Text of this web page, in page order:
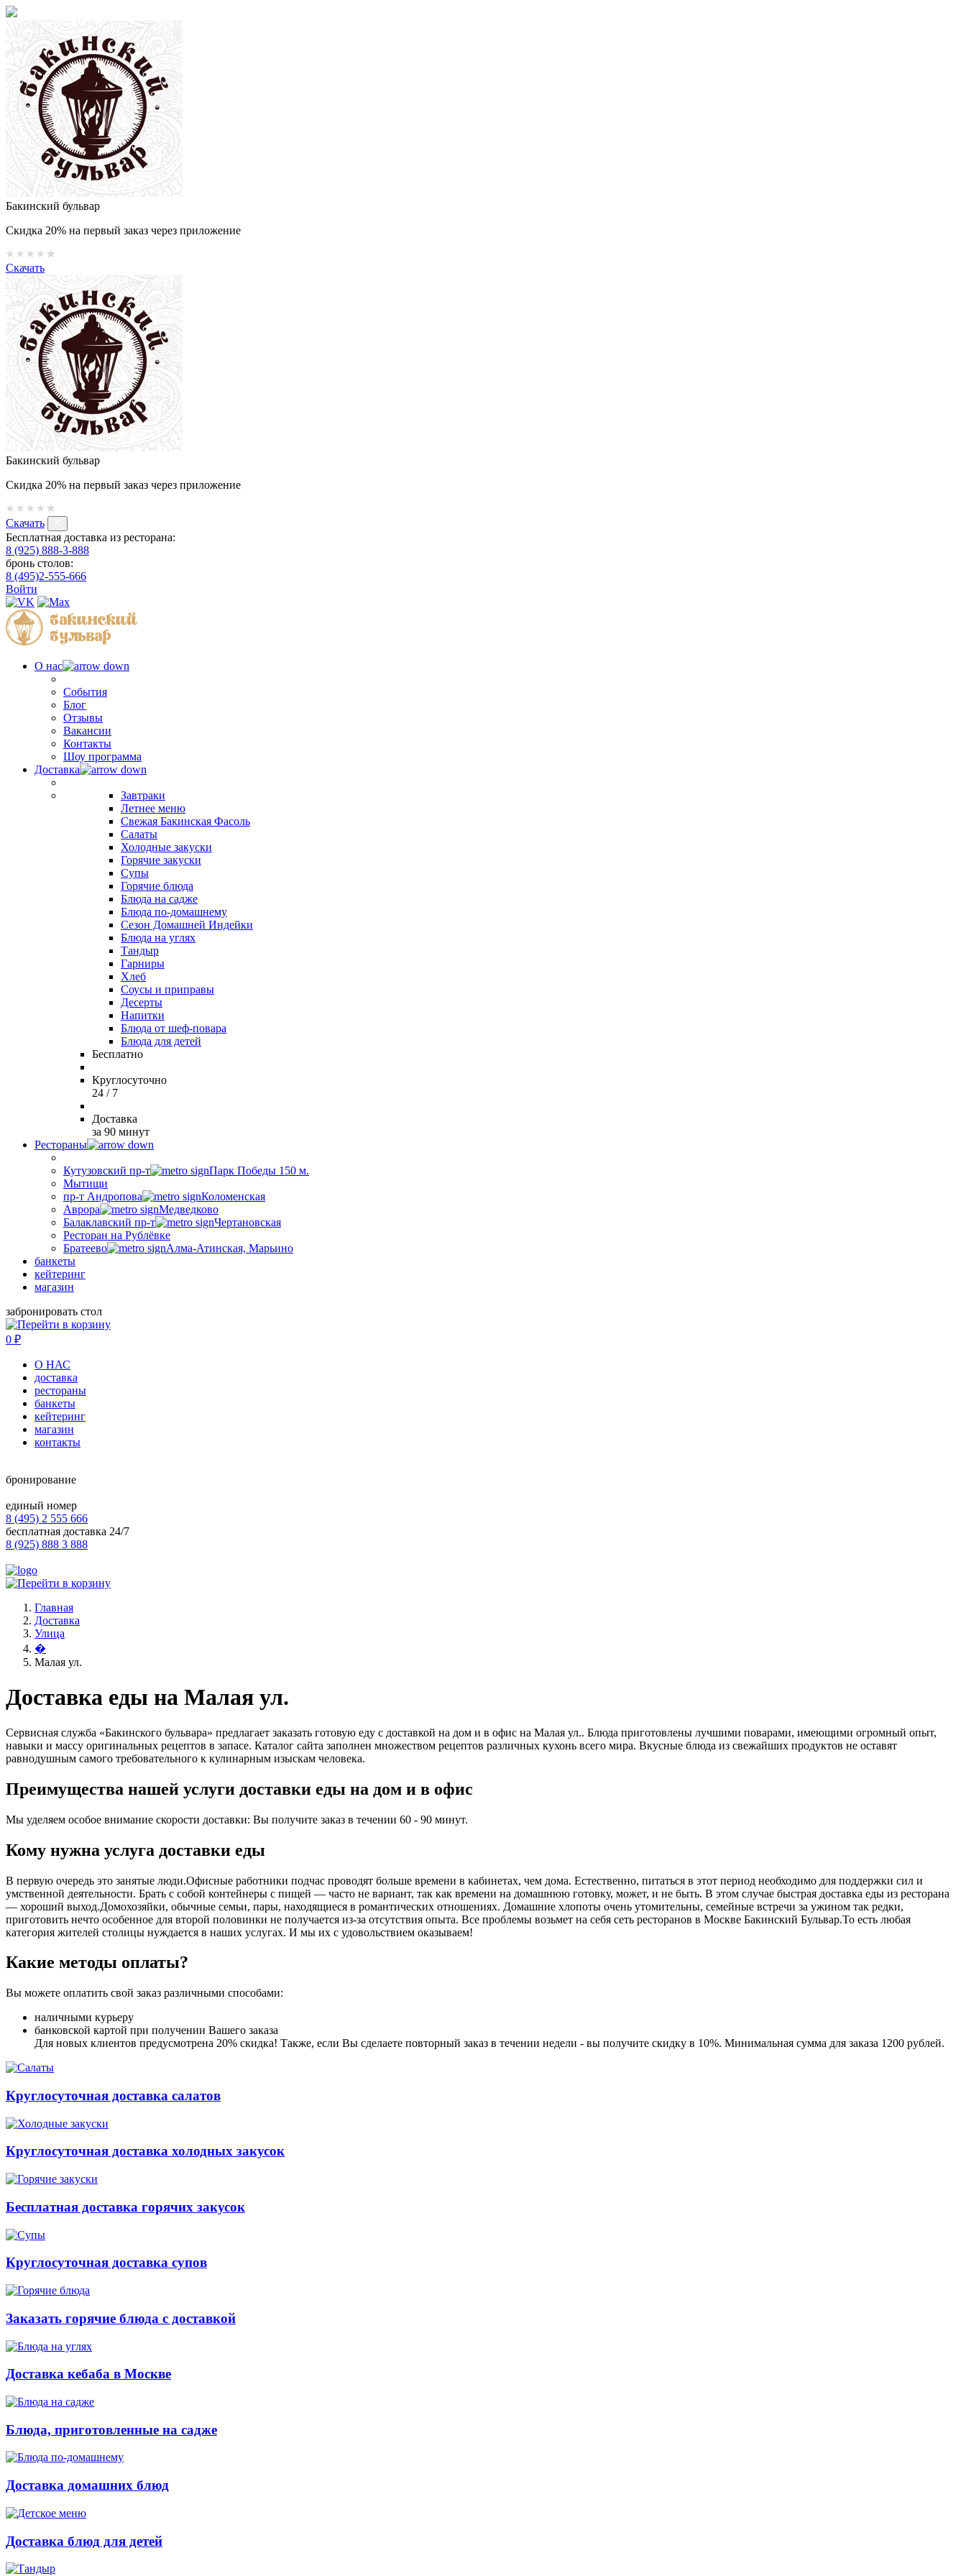
Бакинский бульвар
Скидка 20% на первый заказ через приложение
Скачать
Бакинский бульвар
Скидка 20% на первый заказ через приложение
Скачать
Бесплатная доставка из ресторана:
8 (925) 888-3-888
бронь столов:
8 (495)2-555-666
Войти
О нас
События
Блог
Отзывы
Вакансии
Контакты
Шоу программа
Доставка
Завтраки
Летнее меню
Свежая Бакинская Фасоль
Салаты
Холодные закуски
Горячие закуски
Супы
Горячие блюда
Блюда на садже
Блюда по-домашнему
Сезон Домашней Индейки
Блюда на углях
Тандыр
Гарниры
Хлеб
Соусы и приправы
Десерты
Напитки
Блюда от шеф-повара
Блюда для детей
Бесплатно
Круглосуточно
24 / 7
Доставка
за 90 минут
Рестораны
Кутузовский пр-т
Парк Победы 150 м.
Мытищи
пр-т Андропова
Коломенская
Аврора
Медведково
Балаклавский пр-т
Чертановская
Ресторан на Рублёвке
Братеево
Алма-Атинская, Марьино
банкеты
кейтеринг
магазин
забронировать стол
0 ₽
О НАС
доставка
рестораны
банкеты
кейтеринг
магазин
контакты
бронирование
единый номер
8 (495) 2 555 666
бесплатная доставка 24/7
8 (925) 888 3 888
Главная
Доставка
Улица
�
Малая ул.
Доставка еды на Малая ул.
Сервисная служба «Бакинского бульвара» предлагает заказать готовую еду с доставкой на дом и в офис на Малая ул.. Блюда приготовлены лучшими поварами, имеющими огромный опыт,
навыки и массу оригинальных рецептов в запасе. Каталог сайта заполнен множеством рецептов различных кухонь всего мира. Вкусные блюда из свежайших продуктов не оставят
равнодушным самого требовательного к кулинарным изыскам человека.
Преимущества нашей услуги доставки еды на дом и в офис
Мы уделяем особое внимание скорости доставки: Вы получите заказ в течении 60 - 90 минут.
Кому нужна услуга доставки еды
В первую очередь это занятые люди.Офисные работники подчас проводят больше времени в кабинетах, чем дома. Естественно, питаться в этот период необходимо для поддержки сил и
умственной деятельности. Брать с собой контейнеры с пищей ― часто не вариант, так как времени на домашнюю готовку, может, и не быть. В этом случае быстрая доставка еды из ресторана
― хороший выход.Домохозяйки, обычные семьи, пары, находящиеся в романтических отношениях. Домашние хлопоты очень утомительны, семейные встречи за ужином так редки,
приготовить нечто особенное для второй половинки не получается из-за отсутствия опыта. Все проблемы возьмет на себя сеть ресторанов в Москве Бакинский Бульвар.То есть любая
категория жителей столицы нуждается в наших услугах. И мы их с удовольствием оказываем!
Какие методы оплаты?
Вы можете оплатить свой заказ различными способами:
наличными курьеру
банковской картой при получении Вашего заказа
Для новых клиентов предусмотрена 20% скидка! Также, если Вы сделаете повторный заказ в течении недели - вы получите скидку в 10%. Минимальная сумма для заказа 1200 рублей.
Круглосуточная доставка салатов
Круглосуточная доставка холодных закусок
Бесплатная доставка горячих закусок
Круглосуточная доставка супов
Заказать горячие блюда с доставкой
Доставка кебаба в Москве
Блюда, приготовленные на садже
Доставка домашних блюд
Доставка блюд для детей